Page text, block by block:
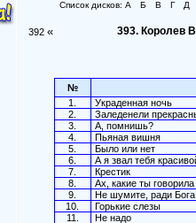
Список дисков: А Б В Г Д
392 « 393. Королев
№
1.
Украденная ночь
2.
Заледенели
3.
А, помнишь?
4.
Пьяная вишня
5.
Было или нет
6.
А я звал тебя
7.
Крестик
8.
Ах, какие ты
9.
Не шумите, ради
10.
Горькие слезы
11.
Не надо